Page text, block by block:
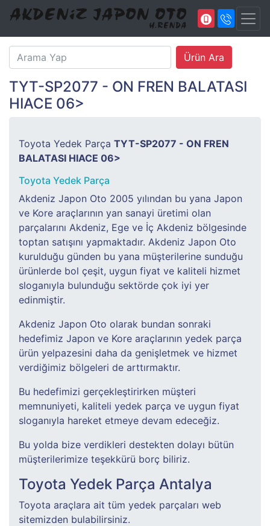
TYT-SP2077 - ON FREN BALATASI
HIACE 06>
Toyota Yedek Parça TYT-SP2077 - ON FREN
BALATASI HIACE 06>
Toyota Yedek Parça
Akdeniz Japon Oto 2005 yılından bu yana Japon
ve Kore araçlarının yan sanayi üretimi olan
parçalarını Akdeniz, Ege ve İç Akdeniz bölgesinde
toptan satışını yapmaktadır. Akdeniz Japon Oto
kurulduğu günden bu yana müşterilerine sunduğu
ürünlerde bol çeşit, uygun fiyat ve kaliteli hizmet
sloganıyla bulunduğu sektörde çok iyi yer
edinmiştir.
Akdeniz Japon Oto olarak bundan sonraki
hedefimiz Japon ve Kore araçlarının yedek parça
ürün yelpazesini daha da genişletmek ve hizmet
verdiğimiz bölgeleri de arttırmaktır.
Bu hedefimizi gerçekleştirirken müşteri
memnuniyeti, kaliteli yedek parça ve uygun fiyat
sloganıyla hareket etmeye devam edeceğiz.
Bu yolda bize verdikleri destekten dolayı bütün
müşterilerimize teşekkürü borç biliriz.
Toyota Yedek Parça Antalya
Toyota araçlara ait tüm yedek parçaları web
sitemizden bulabilirsiniz.